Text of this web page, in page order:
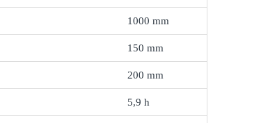
1000 mm
150 mm
200 mm
5,9 h